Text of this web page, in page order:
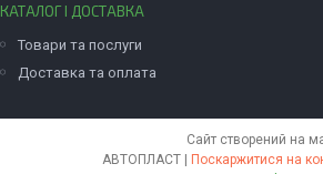
КАТАЛОГ І ДОСТАВКА
Товари та послуги
Доставка та оплата
Сайт створений на
АВТОПЛАСТ | Поскаржитися на